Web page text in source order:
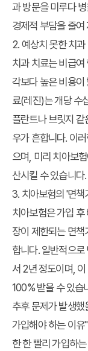
과 방문을 미루다
경제적 부담을 줄
2. 예상치 못한 치
치과 치료는 비급
각보다 높은 비용이
료(레진)는 개당 수
플란트나 브릿지
우가 흔합니다. 이
으며, 미리 치아보
산시킬 수 있습니다.
3. 치아보험의 '면책
치아보험은 가입
장이 제한되는 면책
합니다. 일반적으로
서 2년 정도이며,
100% 받을 수 있습
추후 문제가 발생
가입해야 하는 이유
한 한 빨리 가입하